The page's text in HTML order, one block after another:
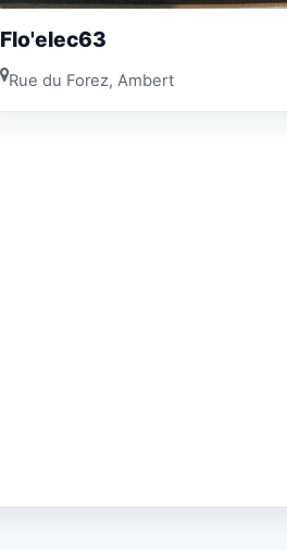
Flo'elec63
Rue du Forez, Ambert